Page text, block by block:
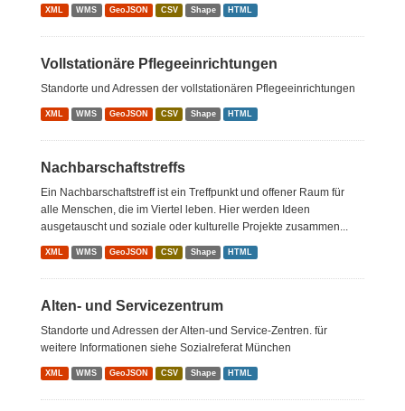
XML WMS GeoJSON CSV Shape HTML
Vollstationäre Pflegeeinrichtungen
Standorte und Adressen der vollstationären Pflegeeinrichtungen
XML WMS GeoJSON CSV Shape HTML
Nachbarschaftstreffs
Ein Nachbarschaftstreff ist ein Treffpunkt und offener Raum für
alle Menschen, die im Viertel leben. Hier werden Ideen
ausgetauscht und soziale oder kulturelle Projekte zusammen...
XML WMS GeoJSON CSV Shape HTML
Alten- und Servicezentrum
Standorte und Adressen der Alten-und Service-Zentren. für
weitere Informationen siehe Sozialreferat München
XML WMS GeoJSON CSV Shape HTML